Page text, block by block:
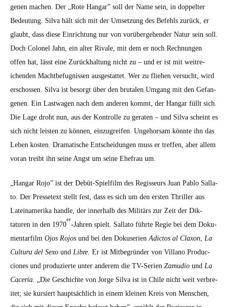
genen machen. Der „Rote Hangar” soll der Name sein, in dop­pel­ter
Bedeu­tung. Sil­va hält sich mit der Umset­zung des Befehls zurück, er
glaubt, dass diese Ein­rich­tung nur von vorüberge­hen­der Natur sein soll.
Doch Colonel Jahn, ein alter Rivale, mit dem er noch Rech­nun­gen
offen hat, lässt eine Zurück­hal­tung nicht zu – und er ist mit weitre­
ichen­den Macht­befug­nis­sen aus­ges­tat­tet. Wer zu fliehen ver­sucht, wird
erschossen. Sil­va ist besorgt über den bru­tal­en Umgang mit den Gefan­
genen. Ein Last­wa­gen nach dem anderen kommt, der Hangar füllt sich.
Die Lage dro­ht nun, aus der Kon­trolle zu ger­at­en – und Sil­va scheint es
sich nicht leis­ten zu kön­nen, einzu­greifen. Unge­hor­sam kön­nte ihn das
Leben kosten. Drama­tis­che Entschei­dun­gen muss er tre­f­fen, aber allem
voran treibt ihn seine Angst um seine Ehe­frau um.
„Hangar Rojo” ist der Debüt-Spielfilm des Regis­seurs Juan Pablo Sal­la­
to. Der Pres­se­text stellt fest, dass es sich um den ersten Thriller aus
Lateinameri­ka han­dle, der inner­halb des Mil­itärs zur Zeit der Dik­
taturen in den 1970
er
-Jahren spielt. Sal­la­to führte Regie bei dem Doku­
men­tarfilm Ojos Rojos und bei den Dokuse­rienAdic­tos al Clax­on, La
Cul­tura del Sexo und Libre. Er ist Mit­be­grün­der von Vil­lano Pro­duc­
ciones und pro­duzierte unter anderem die TV-Serien Zamu­dio und La
Cac­ería. „Die Geschichte von Jorge Sil­va ist in Chile nicht weit ver­bre­
it­et; sie kur­siert haupt­säch­lich in einem kleinen Kreis von Men­schen,